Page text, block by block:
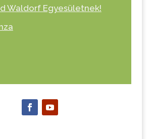
Waldorf Egyesületnek!